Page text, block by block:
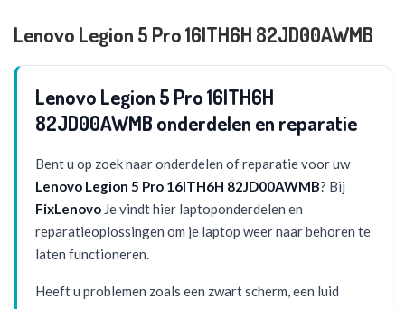
Lenovo Legion 5 Pro 16ITH6H 82JD00AWMB
Lenovo Legion 5 Pro 16ITH6H
82JD00AWMB onderdelen en reparatie
Bent u op zoek naar onderdelen of reparatie voor uw
Lenovo Legion 5 Pro 16ITH6H 82JD00AWMB? Bij
FixLenovo Je vindt hier laptoponderdelen en
reparatieoplossingen om je laptop weer naar behoren te
laten functioneren.
Heeft u problemen zoals een zwart scherm, een luid